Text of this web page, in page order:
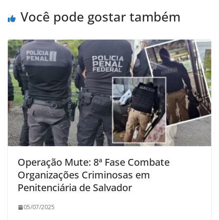
Você pode gostar também
Operação Mute: 8ª Fase Combate
Organizações Criminosas em
Penitenciária de Salvador
05/07/2025